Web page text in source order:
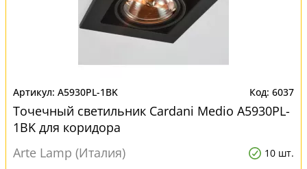
A5930PL-1BK 6037
Точечный светильник Cardani Medio A5930PL-
1BK для коридора
Arte Lamp (Италия)
10 шт.